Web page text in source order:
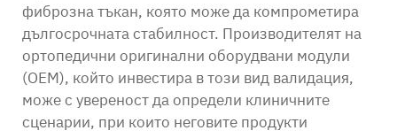
фиброзна тъкан, която може да компрометира
дългосрочната стабилност. Производителят на
ортопедични оригинални оборудвани модули
(OEM), който инвестира в този вид валидация,
може с увереност да определи клиничните
сценарии, при които неговите продукти